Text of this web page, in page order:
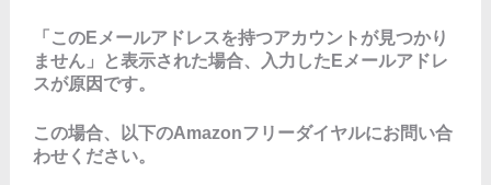
「このEメールアドレスを持つアカウントが見つかり
ません」と表示された場合、入力したEメールアドレ
スが原因です。
この場合、以下のAmazonフリーダイヤルにお問い合
わせください。